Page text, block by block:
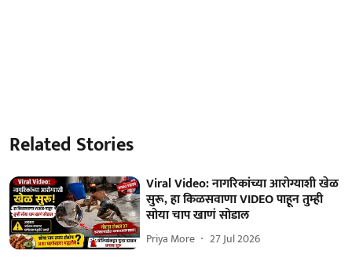
Related Stories
Viral Video: नागरिकांच्या आरोग्याशी खेळ
सुरू, हा किळसवाणा VIDEO पाहून तुम्ही
सोया चाप खाणं सोडाल
Priya More 27 Jul 2026